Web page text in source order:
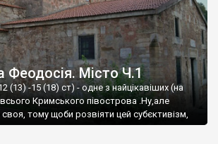
Феодосія. Місто Ч.1
(13) -15 (18) ст) - одне з найцікавіших (на
Кримського півострова .Ну,але
тому щоби розвіяти цей субєктивізм,
це